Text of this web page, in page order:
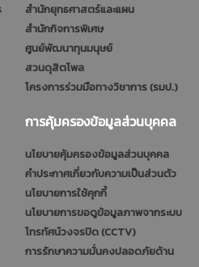
สำนักยุทธศาสตร์และแผน
สำนักกิจการพิเศษ
ศูนย์พัฒนาทุนมนุษย์
สวนดุสิตโพล
โครงการร่วมมือทางวิชาการ (รมป.)
การคุ้มครองข้อมูลส่วนบุคคล
นโยบายคุ้มครองข้อมูลส่วนบุคคล
คำประกาศเกี่ยวกับความเป็นส่วนตัว
นโยบายการใช้คุกกี้
นโยบายการขอดูข้อมูลภาพจากระบบ
โทรทัศน์วงจรปิด (CCTV)
การรักษาความมั่นคงปลอดภัยด้าน